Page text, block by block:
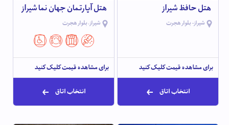
هتل حافظ شیراز
شیراز- بلوار هجرت
برای مشاهده قیمت کلیک کنید
انتخاب اتاق
هتل آپارتمان جهان نما شیراز
شیراز، بلوار هجرت
برای مشاهده قیمت کلیک کنید
انتخاب اتاق